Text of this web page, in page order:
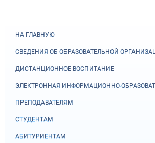
НА ГЛАВНУЮ
СВЕДЕНИЯ ОБ ОБРАЗОВАТЕЛЬНОЙ
ДИСТАНЦИОННОЕ ВОСПИТАНИЕ
ЭЛЕКТРОННАЯ ИНФОРМАЦИОННО-
ПРЕПОДАВАТЕЛЯМ
СТУДЕНТАМ
АБИТУРИЕНТАМ